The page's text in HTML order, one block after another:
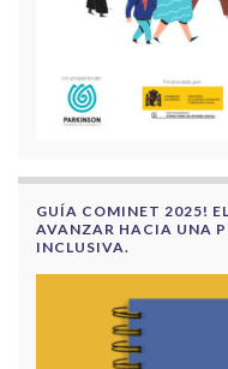
GUÍA COMINET 2025!
AVANZAR HACIA UNA
INCLUSIVA.